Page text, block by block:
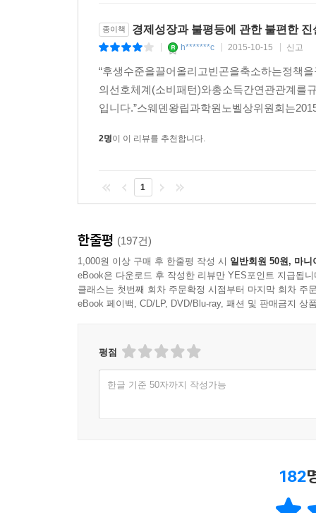
지난 몇 십년간 크게 증가했다는 피케티의 주장
않고 있는 것이다. 부유한 국가 내부에서의 불
사람이 있음에도 불구하고 현재는 역사상 그 어
더 건강해지고, 더 부유해지고 있지만, 이러한
기억해야 할 것이다.
“출간 즉시 전 세계 리더와 언론에서 쏟아진 찬사
전반을 통해 그리고 범국가적으로 삶의 질의 변화
_[이코노미스트]
우리는 어떻게 예전보다 건강해졌고, 예전보다 더
개발경제학계의 석학인 저자는 경제 번영이 인
풀어낸다. 저개발국에 대한 선진국의 일방적인
역량개발을 통해 스스로 ‘탈출’하도록 돕는 것이
종이책 경제성장과 불평등에 관한 불편한 진
h*******c 2015-10-15 신고
“후생수준을끌어올리고빈곤을축소하는정책
의선호체계(소비패턴)와총소득간연관관계를
입니다.”스웨덴왕립과학원노벨상위원회는
2명이 이 리뷰를 추천합니다.
1
한줄평 (197건)
1,000원 이상 구매 후 한줄평 작성 시 일반회원 50원, 마니
eBook은 다운로드 후 작성한 리뷰만 YES포인트 지급됩니
클래스는 첫번째 회차 주문확정 시점부터 마지막 회차 주
eBook 페이백, CD/LP, DVD/Blu-ray, 패션 및 판매금지 상
평점
한글 기준 50자까지 작성가능
182